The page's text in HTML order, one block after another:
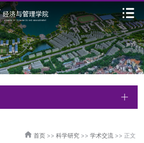
首页>> 科学研究>> 学术交流>> 正文